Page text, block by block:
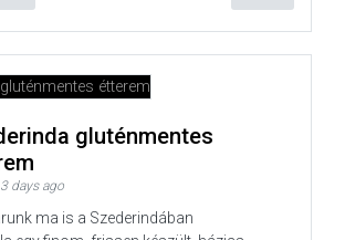
gluténmentes
days ago
ma is a Szederindában